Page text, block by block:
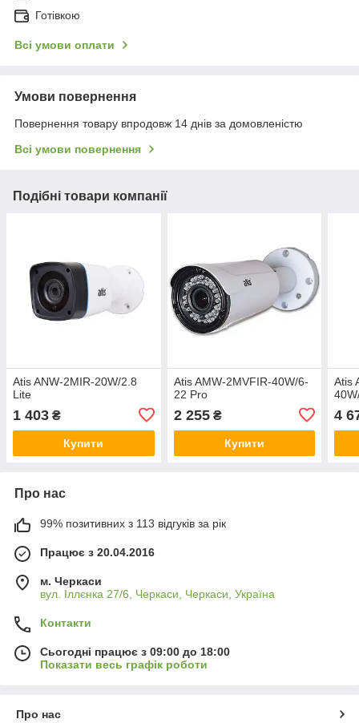
Готівкою
Всі умови оплати
Умови повернення
Повернення товару впродовж 14 днів за домовленістю
Всі умови повернення
Подібні товари компанії
Atis ANW-2MIR-20W/2.8
Lite
1 403 ₴
Купити
Atis AMW-2MVFIR-40W/6-
22 Pro
2 255₴
Купити
Atis
4
Про нас
99% позитивних з 113 відгуків за рік
Працює з 20.04.2016
м. Черкаси
вул. Іллєнка 27/6, Черкаси, Черкаси, Україна
Контакти
Сьогодні працює з 09:00 до 18:00
Показати весь графік роботи
Про нас